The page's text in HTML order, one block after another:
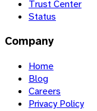
Trust Center
Status
Company
Home
Blog
Careers
Privacy Policy